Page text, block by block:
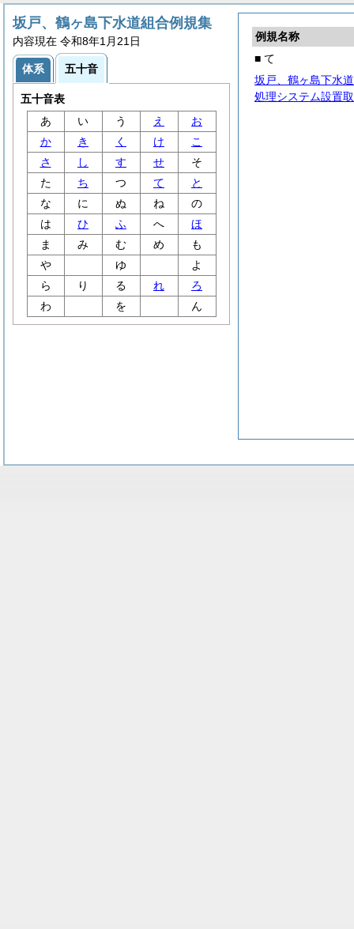
例規名称
■ て
坂戸、鶴ヶ島下水
処理システム設置
坂戸、鶴ヶ島下水道組合例規集
内容現在 令和8年1月21日
体系 五十音
五十音表
あ
い う え
お
か
き く け
こ
さ
し す せ
そ
た
ち つ て
と
な
に ぬ ね
の
は
ひ ふ へ
ほ
ま
み む め
も
や
ゆ
よ
ら
り る れ
ろ
わ
を ん